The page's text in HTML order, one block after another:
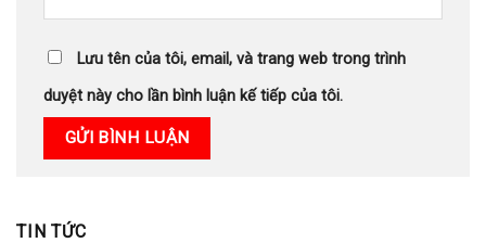
Lưu tên của tôi, email, và trang web trong trình
duyệt này cho lần bình luận kế tiếp của tôi.
TIN TỨC